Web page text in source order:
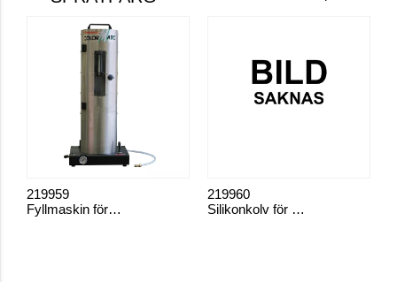
Fyllmaskin för sprayburkar Vitomat II
219959
Silikonkolv för fyllkopp Vitomat
219960